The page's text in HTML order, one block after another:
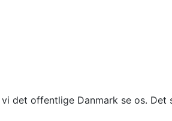
det offentlige Danmark se os.